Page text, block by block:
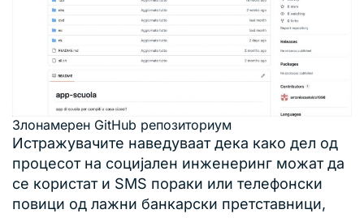
Злонамерен GitHub репозиториум
Истражувачите наведуваат дека како дел од
процесот на социјален инженеринг можат да
се користат и SMS пораки или телефонски
повици од лажни банкарски претставници,